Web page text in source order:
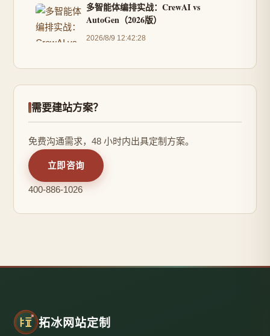
多智能体编排实战：CrewAI vs
AutoGen（2026版）
2026/8/9 12:42:28
需要建站方案？
免费沟通需求，48 小时内出具定制方案。
立即咨询
400-886-1026
拓冰网站定制